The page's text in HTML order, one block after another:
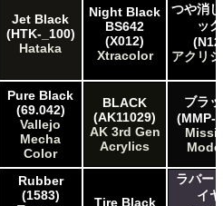
Jet Black
(HTK-_100)
Hataka
Night Black
BS642
(X012)
Xtracolor
つや消
ック
アクリ
Pure Black
(69.042)
Vallejo
Mecha
Color
BLACK
(AK11029)
AK 3rd Gen
Acrylics
ブラ
(MMP-
Rubber
(1583)
Tire Black
ラバー
イヤ